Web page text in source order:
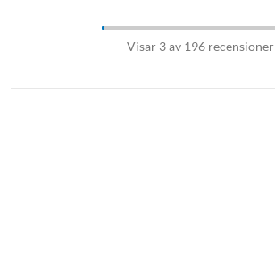
Visar 3 av 196 recensioner